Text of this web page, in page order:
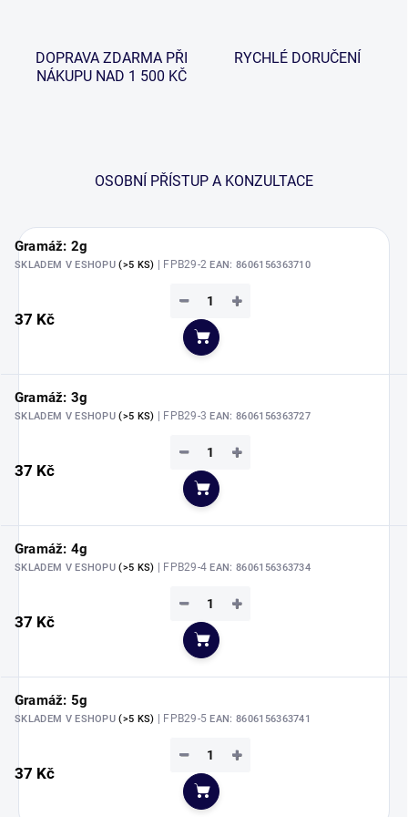
DOPRAVA ZDARMA PŘI
NÁKUPU NAD 1 500 KČ
RYCHLÉ DORUČENÍ
OSOBNÍ PŘÍSTUP A KONZULTACE
Gramáž: 2g
SKLADEM V ESHOPU(>5 KS) | FPB29-2EAN: 8606156363710
37 Kč
+
−
Do košíku
Gramáž: 3g
SKLADEM V ESHOPU(>5 KS) | FPB29-3EAN: 8606156363727
37 Kč
+
−
Do košíku
Gramáž: 4g
SKLADEM V ESHOPU(>5 KS) | FPB29-4EAN: 8606156363734
37 Kč
+
−
Do košíku
Gramáž: 5g
SKLADEM V ESHOPU(>5 KS) | FPB29-5EAN: 8606156363741
37 Kč
+
−
Do košíku